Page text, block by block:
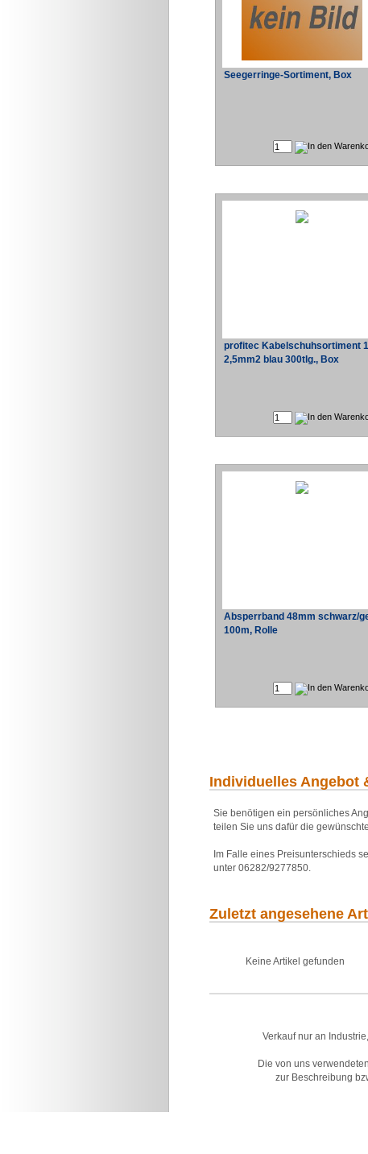
Seegerringe-Sortiment, Box
profitec Kabelschuhsortiment
2,5mm2 blau 300tlg., Box
Absperrband 48mm schwarz/
100m, Rolle
Individuelles Angebot
Sie benötigen ein persönliches
teilen Sie uns dafür die
Im Falle eines Preisunterschieds
unter 06282/9277850.
Zuletzt angesehene
Keine Artikel gefunden
Verkauf nur an
Die von uns
zur Beschreibung